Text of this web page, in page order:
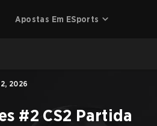
Apostas Em ESports
2026
#2 CS2 Partida